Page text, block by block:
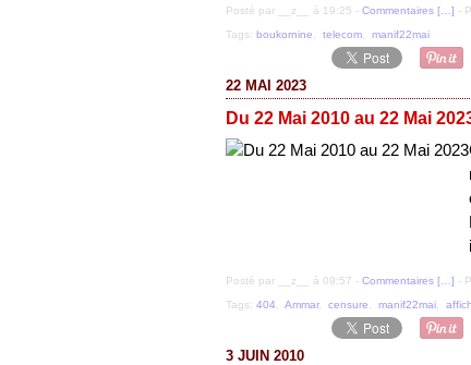
Posté par __z__ à 19:25 - Commentaires [ ] -
Tags: boukornine telecom manif22mai
22 MAI 2023
Du 22 Mai 2010 au 22 Mai
Posté par __z__ à 09:57 - Commentaires [ ] -
Tags: 404 Ammar, censure manif22mai
3 JUIN 2010